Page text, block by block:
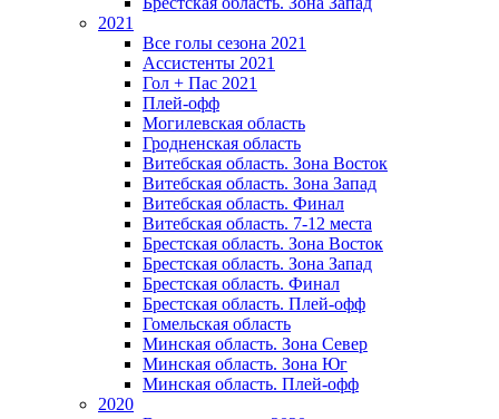
2021
Все голы сезона 2021
Ассистенты 2021
Гол + Пас 2021
Плей-офф
Могилевская область
Гродненская область
Витебская область. Зона Восток
Витебская область. Зона Запад
Витебская область. Финал
Витебская область. 7-12 места
Брестская область. Зона Восток
Брестская область. Зона Запад
Брестская область. Финал
Брестская область. Плей-офф
Гомельская область
Минская область. Зона Север
Минская область. Зона Юг
Минская область. Плей-офф
2020